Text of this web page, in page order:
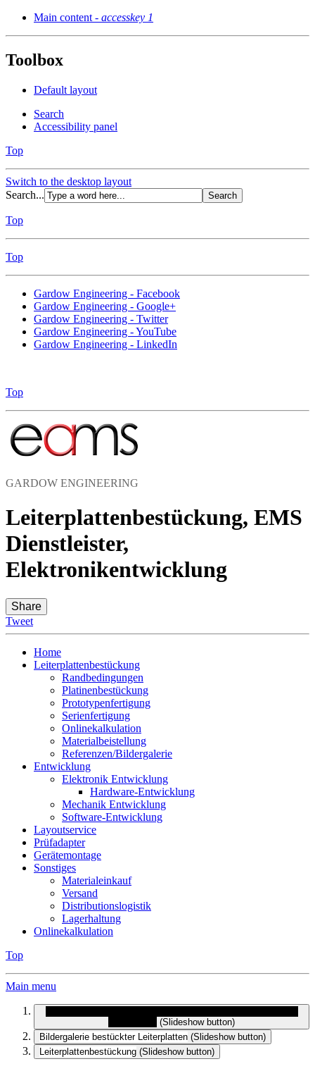
Main content - accesskey 1
Toolbox
Default layout
Search
Accessibility panel
Top
Switch to the desktop layout
Search...
Top
Top
Gardow Engineering - Facebook
Gardow Engineering - Google+
Gardow Engineering - Twitter
Gardow Engineering - YouTube
Gardow Engineering - LinkedIn
Top
GARDOW ENGINEERING
Leiterplattenbestückung, EMS
Dienstleister,
Elektronikentwicklung
Share
Tweet
Home
Leiterplattenbestückung
Randbedingungen
Platinenbestückung
Prototypenfertigung
Serienfertigung
Onlinekalkulation
Materialbeistellung
Referenzen/Bildergalerie
Entwicklung
Elektronik Entwicklung
Hardware-Entwicklung
Mechanik Entwicklung
Software-Entwicklung
Layoutservice
Prüfadapter
Gerätemontage
Sonstiges
Materialeinkauf
Versand
Distributionslogistik
Lagerhaltung
Onlinekalkulation
Top
Main menu
(Slideshow button)
Bildergalerie bestückter Leiterplatten (Slideshow button)
Leiterplattenbestückung (Slideshow button)